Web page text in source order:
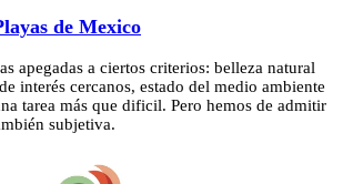
de Mexico
apegadas a ciertos criterios: belleza natural
interés cercanos, estado del medio ambiente
tarea más que dificil. Pero hemos de admitir
subjetiva.